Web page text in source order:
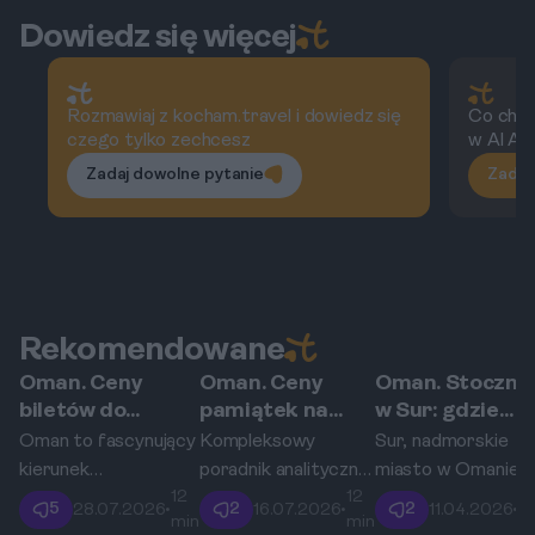
stylu podróżowania.
uwzględniająca transport, opłaty na
miejscu, wyżywienie i opcjonalne koszty.
Dowiedz się więcej
Rozmawiaj z kocham.travel i dowiedz się
czego tylko zechcesz
Zadaj dowolne pytanie
Co
w Al
Rekomendowane
Sur
Oman. Ceny
biletów do
historycznych
fortów w Sur: ile
zapłacisz za
wejście do
Oman to fascynujący
kierunek
turystyczny, który
przyciąga miłośników
5 28.07.2026•
12
min
Sur
Oman. Ceny
pamiątek na
suku w Sur. Ile
zapłacisz za
omańskie
kadzidło i świeże
Kompleksowy
poradnik analityczny
omawiający ceny
tradycyjnego
2 16.07.2026•
12
min
Sur
Oman. Stocznie
w Sur: gdzie
zobaczyć, jak
powstają
tradycyjne
łodzie dhow?
Sur, nadmorskie
miasto w Omanie,
to bijące serce
tradycyjnego
2 11.04.2026•